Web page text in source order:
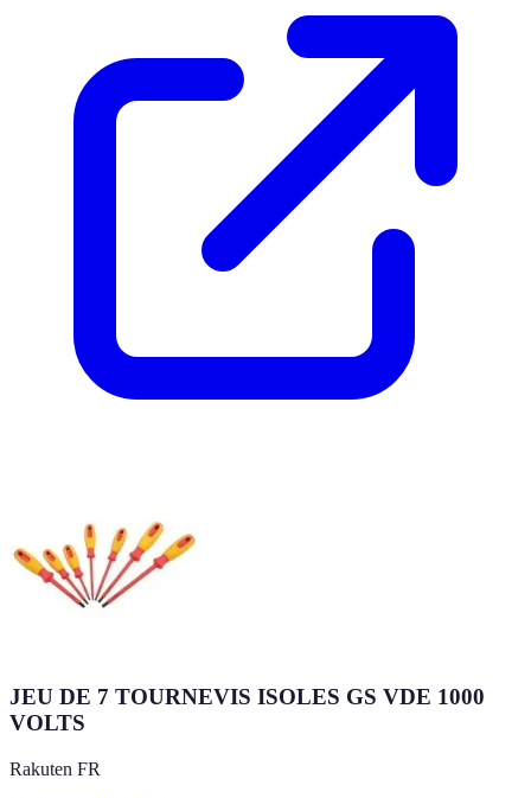
JEU DE 7 TOURNEVIS ISOLES GS VDE 1000
VOLTS
Rakuten FR